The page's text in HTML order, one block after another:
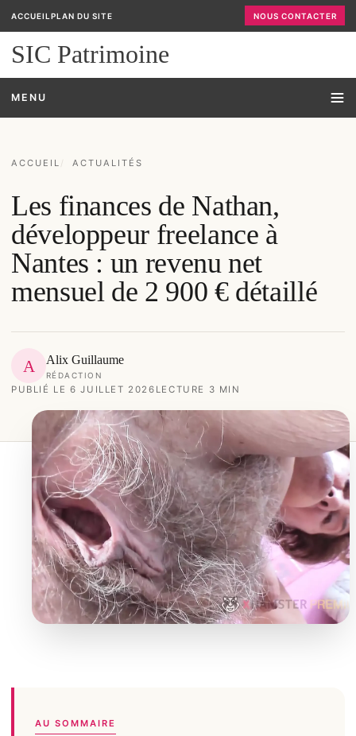
ACCUEIL PLAN DU SITE NOUS CONTACTER
SIC Patrimoine
MENU
ACCUEIL ACTUALITÉS
Les finances de Nathan,
développeur freelance à
Nantes : un revenu net
mensuel de 2 900 € détaillé
A Alix Guillaume
RÉDACTION
PUBLIÉ LE 6 JUILLET 2026 LECTURE 3 MIN
AU SOMMAIRE